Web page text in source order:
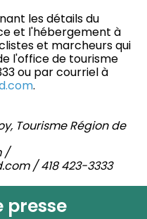
les détails du
et l'hébergement à
et marcheurs qui
l'office de tourisme
ou par courriel à
.
Tourisme Région de
/
/ 418 423-3333
presse